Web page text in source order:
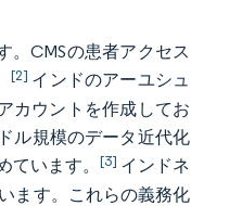
。CMSの患者アクセス
[2] インドのアーユシュ
カウントを作成してお
ル規模のデータ近代化
います。 [3] インドネ
ます。これらの義務化